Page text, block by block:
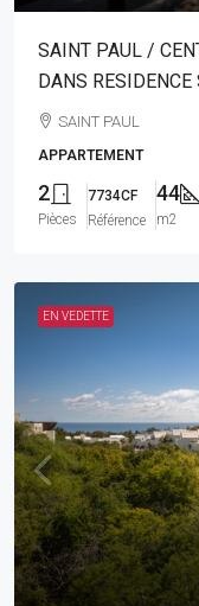
SAINT PAUL /
DANS RESIDENCE
SAINT PAUL
APPARTEMENT
2
Pièces
7734CF
Référence
44
m2
EN VEDETTE